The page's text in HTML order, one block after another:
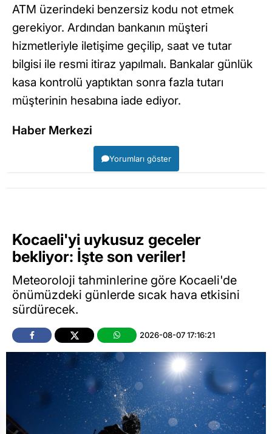
ATM üzerindeki benzersiz kodu not etmek
gerekiyor. Ardından bankanın müşteri
hizmetleriyle iletişime geçilip, saat ve tutar
bilgisi ile resmi itiraz yapılmalı. Bankalar günlük
kasa kontrolü yaptıktan sonra fazla tutarı
müşterinin hesabına iade ediyor.
Haber Merkezi
Yorumları göster
Kocaeli'yi uykusuz geceler
bekliyor: İşte son veriler!
Meteoroloji tahminlerine göre Kocaeli'de
önümüzdeki günlerde sıcak hava etkisini
sürdürecek.
2026-08-07 17:16:21